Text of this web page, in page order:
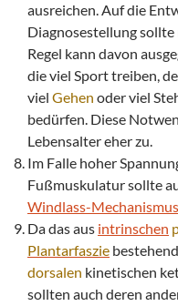
ausreichen. Auf die
Diagnosestellung
Regel kann davon
die viel Sport treiben,
viel Gehen oder viel
bedürfen. Diese
Lebensalter eher zu.
Im Falle hoher
Fußmuskulatur sollte
Windlass-Mechanismus
Da das aus intrinschen
Plantarfaszie
dorsalen kinetischen
sollten auch deren